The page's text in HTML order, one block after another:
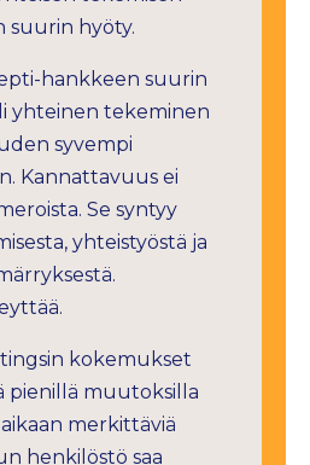
suurin hyöty.
hankkeen suurin
yhteinen tekeminen
syvempi
Kannattavuus ei
Se syntyy
yhteistyöstä ja
kokemukset
pienillä muutoksilla
merkittäviä
henkilöstö saa